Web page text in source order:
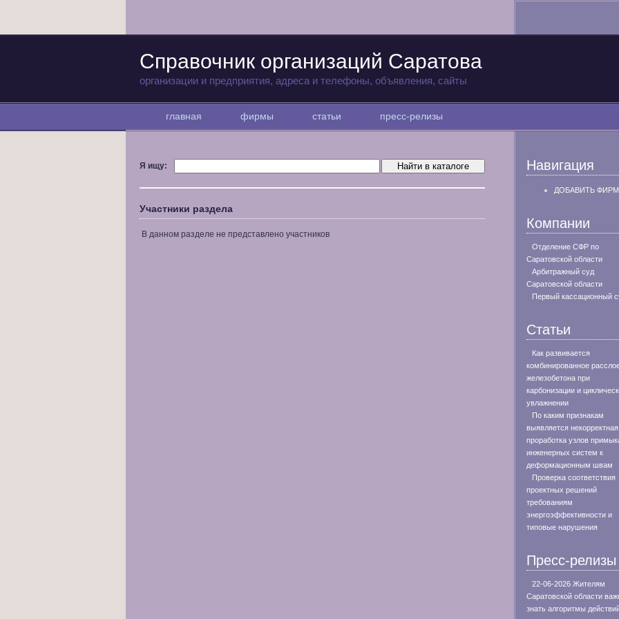
Справочник организаций Саратова
организации и предприятия, адреса и телефоны, объявления, сайты
главная фирмы статьи пресс-релизы
Я ищу:
Участники раздела
В данном разделе не представлено участников
Навигация
ДОБАВИТЬ
Компании
Отделение СФР по
Саратовской области
Арбитражный суд
Саратовской области
Первый кассационный
Статьи
Как развивается
комбинированное
железобетона при
карбонизации и
увлажнении
По каким признакам
выявляется некорректная
проработка узлов
инженерных систем к
деформационным швам
Проверка соответствия
проектных решений
требованиям
энергоэффективности и
типовые нарушения
Пресс-релизы
22-06-2026 Жителям
Саратовской области
знать алгоритмы